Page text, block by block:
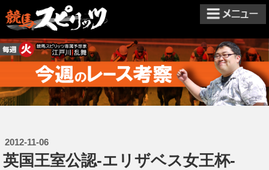
2012-11-06
英国王室公認-エリザベス女王杯-